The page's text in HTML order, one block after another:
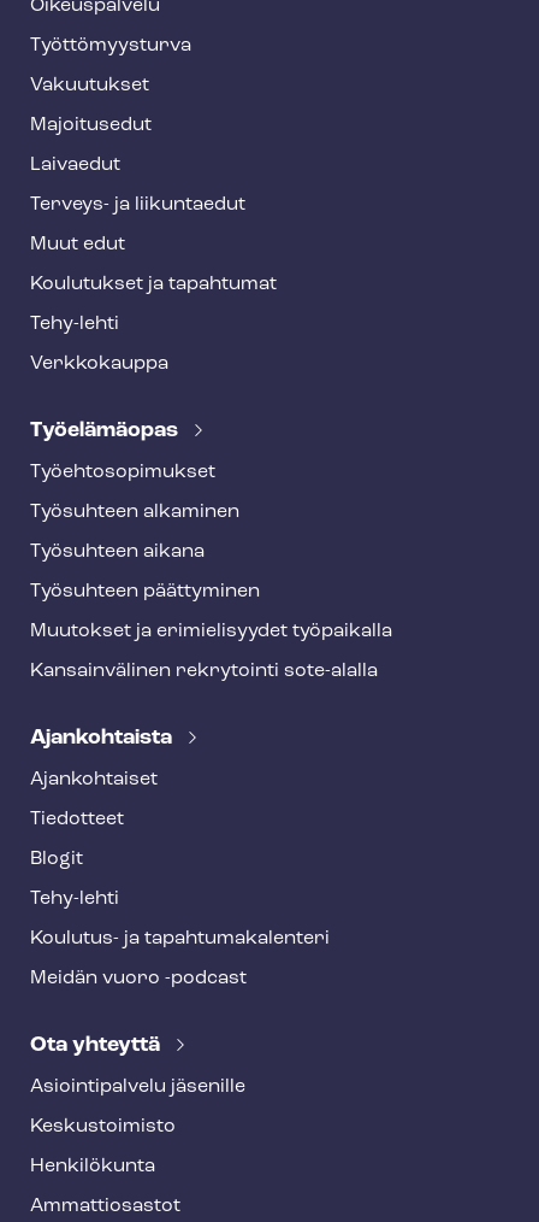
o
o
t
e
Oikeuspalvelu
Työt­tö­myys­tur­va
Vakuutukset
Majoitusedut
Laivaedut
Terveys- ja liikuntaedut
Muut edut
Koulutukset ja tapahtumat
Tehy-lehti
Verkkokauppa
Työelämäopas
Työ­eh­to­so­pi­muk­set
Työsuhteen alkaminen
Työsuhteen aikana
Työsuhteen päättyminen
Muutokset ja erimielisyydet työpaikalla
Kansainvälinen rekrytointi sote-alalla
Ajankohtaista
Ajankohtaiset
Tiedotteet
Blogit
Tehy-lehti
Koulutus- ja ta­pah­tu­ma­ka­len­te­ri
Meidän vuoro -podcast
Ota yhteyttä
Asioin­ti­pal­ve­lu jäsenille
Keskustoimisto
Henkilökunta
Ammattiosastot